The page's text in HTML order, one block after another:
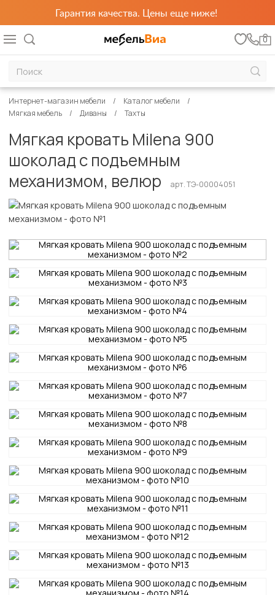
Гарантия качества. Цены еще ниже!
0
Интернет-магазин мебели
Каталог мебели
Мягкая мебель
Диваны Тахты
Мягкая кровать Milena 900
шоколад с подъемным
механизмом, велюр
арт. ТЭ-00004051